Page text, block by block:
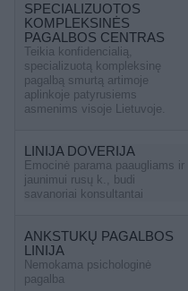
SPECIALIZUOTOS
KOMPLEKSINĖS
PAGALBOS CENTRAS
Teikia konfidencialią,
specializuotą kompleksinę
pagalbą smurtą artimoje
aplinkoje patyrusiems
asmenims visoje Lietuvoje.
LINIJA DOVERIJA
Emocinė parama paaugliams ir
jaunimui rusų k., budi
savanoriai konsultantai
ANKSTUKŲ PAGALBOS
LINIJA
Nemokama psichologinė
pagalba